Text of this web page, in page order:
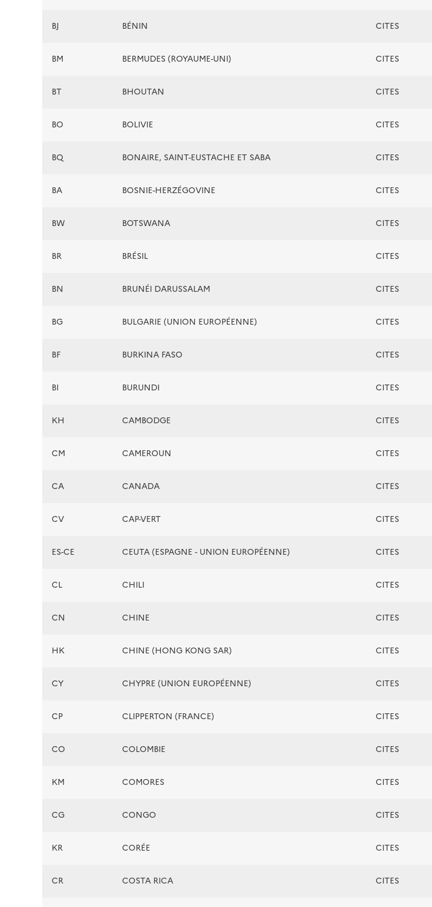
BJ BÉNIN CITES
BM BERMUDES (ROYAUME-UNI) CITES
BT BHOUTAN CITES
BO BOLIVIE CITES
BQ BONAIRE, SAINT-EUSTACHE ET SABA CITES
BA BOSNIE-HERZÉGOVINE CITES
BW BOTSWANA CITES
BR BRÉSIL CITES
BN BRUNÉI DARUSSALAM CITES
BG BULGARIE (UNION EUROPÉENNE) CITES
BF BURKINA FASO CITES
BI BURUNDI CITES
KH CAMBODGE CITES
CM CAMEROUN CITES
CA CANADA CITES
CV CAP-VERT CITES
ES-CE CEUTA (ESPAGNE - UNION EUROPÉENNE) CITES
CL CHILI CITES
CN CHINE CITES
HK CHINE (HONG KONG SAR) CITES
CY CHYPRE (UNION EUROPÉENNE) CITES
CP CLIPPERTON (FRANCE) CITES
CO COLOMBIE CITES
KM COMORES CITES
CG CONGO CITES
KR CORÉE CITES
CR COSTA RICA CITES